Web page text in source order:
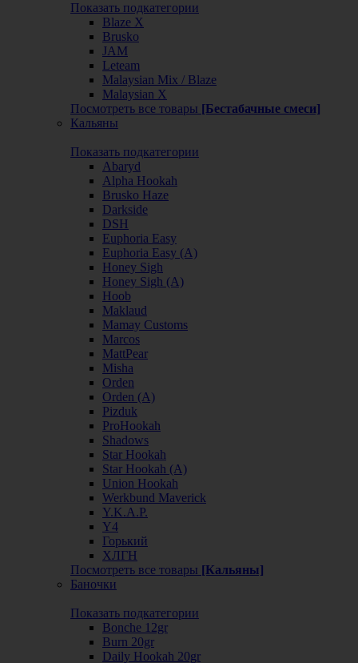
Показать подкатегории
Blaze X
Brusko
JAM
Leteam
Malaysian Mix / Blaze
Malaysian X
Посмотреть все товары [Бестабачные смеси]
Кальяны
Показать подкатегории
Abaryd
Alpha Hookah
Brusko Haze
Darkside
DSH
Euphoria Easy
Euphoria Easy (А)
Honey Sigh
Honey Sigh (А)
Hoob
Maklaud
Mamay Customs
Marcos
MattPear
Misha
Orden
Orden (А)
Pizduk
ProHookah
Shadows
Star Hookah
Star Hookah (А)
Union Hookah
Werkbund Maverick
Y.K.A.P.
Y4
Горький
ХЛГН
Посмотреть все товары [Кальяны]
Баночки
Показать подкатегории
Bonche 12gr
Burn 20gr
Daily Hookah 20gr